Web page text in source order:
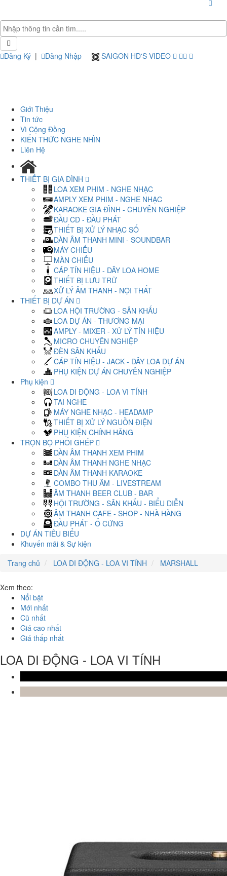
Đăng Ký | Đăng Nhập SAIGON HD'S VIDEO
Giới Thiệu
Tin tức
Vì Cộng Đồng
KIẾN THỨC NGHE NHÌN
Liên Hệ
THIẾT BỊ GIA ĐÌNH
LOA XEM PHIM - NGHE NHẠC
AMPLY XEM PHIM - NGHE NHẠC
KARAOKE GIA ĐÌNH - CHUYÊN NGHIỆP
ĐẦU CD - ĐẦU PHÁT
THIẾT BỊ XỬ LÝ NHẠC SỐ
DÀN ÂM THANH MINI - SOUNDBAR
MÁY CHIẾU
MÀN CHIẾU
CÁP TÍN HIỆU - DÂY LOA HOME
THIẾT BỊ LƯU TRỮ
XỬ LÝ ÂM THANH - NỘI THẤT
THIẾT BỊ DỰ ÁN
LOA HỘI TRƯỜNG - SÂN KHẤU
LOA DỰ ÁN - THƯƠNG MẠI
AMPLY - MIXER - XỬ LÝ TÍN HIỆU
MICRO CHUYÊN NGHIỆP
ĐÈN SÂN KHẤU
CÁP TÍN HIỆU - JACK - DÂY LOA DỰ ÁN
PHỤ KIỆN DỰ ÁN CHUYÊN NGHIỆP
Phụ kiện
LOA DI ĐỘNG - LOA VI TÍNH
TAI NGHE
MÁY NGHE NHẠC - HEADAMP
THIẾT BỊ XỬ LÝ NGUỒN ĐIỆN
PHỤ KIỆN CHÍNH HÃNG
TRỌN BỘ PHỐI GHÉP
DÀN ÂM THANH XEM PHIM
DÀN ÂM THANH NGHE NHẠC
DÀN ÂM THANH KARAOKE
COMBO THU ÂM - LIVESTREAM
ÂM THANH BEER CLUB - BAR
HỘI TRƯỜNG - SÂN KHẤU - BIỂU DIỄN
ÂM THANH CAFE - SHOP - NHÀ HÀNG
ĐẦU PHÁT - Ổ CỨNG
DỰ ÁN TIÊU BIỂU
Khuyến mãi & Sự kiện
Trang chủ
LOA DI ĐỘNG - LOA VI TÍNH MARSHALL
Xem theo:
Nổi bật
Mới nhất
Cũ nhất
Giá cao nhất
Giá thấp nhất
LOA DI ĐỘNG - LOA VI TÍNH